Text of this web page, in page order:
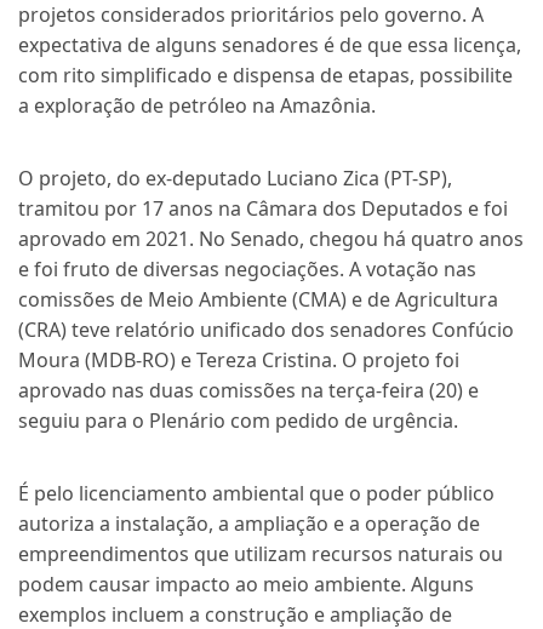
projetos considerados prioritários pelo governo. A
expectativa de alguns senadores é de que essa licença,
com rito simplificado e dispensa de etapas, possibilite
a exploração de petróleo na Amazônia.
O projeto, do ex-deputado Luciano Zica (PT-SP),
tramitou por 17 anos na Câmara dos Deputados e foi
aprovado em 2021. No Senado, chegou há quatro anos
e foi fruto de diversas negociações. A votação nas
comissões de Meio Ambiente (CMA) e de Agricultura
(CRA) teve relatório unificado dos senadores Confúcio
Moura (MDB-RO) e Tereza Cristina. O projeto foi
aprovado nas duas comissões na terça-feira (20) e
seguiu para o Plenário com pedido de urgência.
É pelo licenciamento ambiental que o poder público
autoriza a instalação, a ampliação e a operação de
empreendimentos que utilizam recursos naturais ou
podem causar impacto ao meio ambiente. Alguns
exemplos incluem a construção e ampliação de